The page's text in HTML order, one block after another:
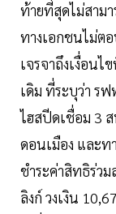
ท้ายที่สุดไม่สาม
ทางเอกชนไม่ต
เจรจาถึงเงื่อน
เดิม ที่ระบุว่า ร
ไฮสปีดเชื่อม 3
ดอนเมือง และท
ชำระค่าสิทธิร่ว
ลิงก์ วงเงิน